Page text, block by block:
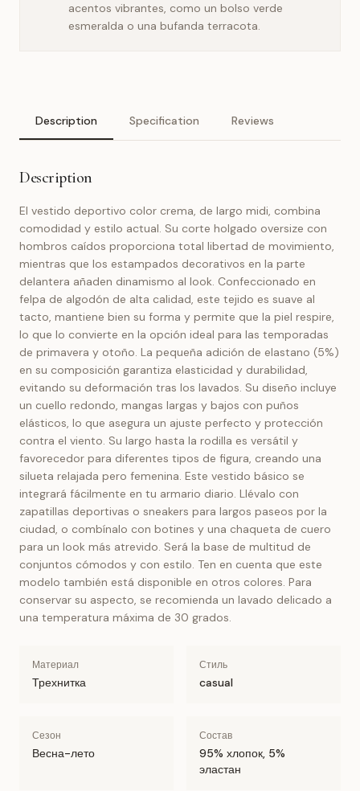
acentos vibrantes, como un bolso verde
esmeralda o una bufanda terracota.
Description Specification Reviews
Description
El vestido deportivo color crema, de largo midi, combina
comodidad y estilo actual. Su corte holgado oversize con
hombros caídos proporciona total libertad de movimiento,
mientras que los estampados decorativos en la parte
delantera añaden dinamismo al look. Confeccionado en
felpa de algodón de alta calidad, este tejido es suave al
tacto, mantiene bien su forma y permite que la piel respire,
lo que lo convierte en la opción ideal para las temporadas
de primavera y otoño. La pequeña adición de elastano (5%)
en su composición garantiza elasticidad y durabilidad,
evitando su deformación tras los lavados. Su diseño incluye
un cuello redondo, mangas largas y bajos con puños
elásticos, lo que asegura un ajuste perfecto y protección
contra el viento. Su largo hasta la rodilla es versátil y
favorecedor para diferentes tipos de figura, creando una
silueta relajada pero femenina. Este vestido básico se
integrará fácilmente en tu armario diario. Llévalo con
zapatillas deportivas o sneakers para largos paseos por la
ciudad, o combínalo con botines y una chaqueta de cuero
para un look más atrevido. Será la base de multitud de
conjuntos cómodos y con estilo. Ten en cuenta que este
modelo también está disponible en otros colores. Para
conservar su aspecto, se recomienda un lavado delicado a
una temperatura máxima de 30 grados.
Материал
Трехнитка
Стиль
casual
Сезон
Весна-лето
Состав
95% хлопок, 5%
эластан